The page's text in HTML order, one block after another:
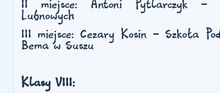
II miejsce: Antoni Pytlarczyk -
Lubnowych
III miejsce: Cezary Kosin - Szkoła
Bema w Suszu
Klasy VIII: